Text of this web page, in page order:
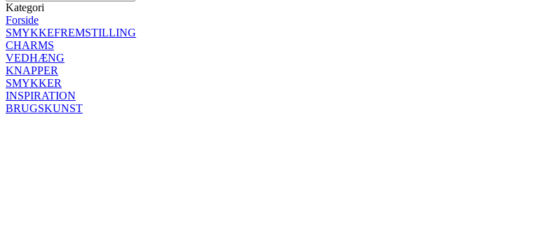
Kategori
Forside
SMYKKEFREMSTILLING
CHARMS
VEDHÆNG
KNAPPER
SMYKKER
INSPIRATION
BRUGSKUNST